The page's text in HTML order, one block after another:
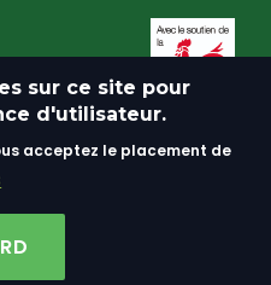
sur ce site pour
d'utilisateur.
acceptez le placement de